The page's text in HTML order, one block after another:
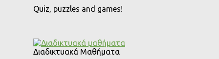
Quiz, puzzles and games!
Διαδικτυακά Μαθήματα